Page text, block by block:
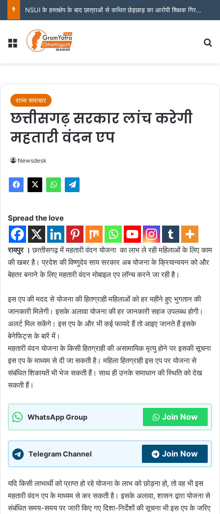
NSUI के हस्तक्षेप के बाद छात्राओं से कथित छेड़छाड़ का आरोपी शिक्षक गिरफ्तार
Menu
राज्य समाचार
छत्तीसगढ़ सरकार लांच करेगी
महतारी वंदन एप
Newsdesk
Spread the love
रायपुर । छत्‍तीसगढ़ में महतारी वंदन योजना का लाभ ले रही महिलाओं के लिए काम
की खबर है। प्रदेश की विष्‍णुदेव साय सरकार अब योजना के क्रियान्वयन को और
बेहतर बनाने के लिए महतारी वंदन मोबाइल एप लॉन्‍च करने जा रही है।
इस एप की मदद से योजना की हितग्राही महिलाओं को हर महीने हुए भुगतान की
जानकारी मिलेगी। इसके अलावा योजना की हर जानकारी सहज उपलब्ध होगी।
अलर्ट मिल सकेंगे। इस एप के और भी कई फायदे हैं तो आइए जानते हैं इसके
बेनेफिट्स के बारें में।
महतारी वंदन योजना के किसी हितग्राही की असामायिक मृत्यु होने पर इसकी सूचना
इस एप के माध्यम से दी जा सकती है। महिला हितग्राही इस एप पर योजना से
संबंधित शिकायतें भी भेज सकती हैं। साथ ही उनके समाधान की स्थिति को देख
सकती हैं।
WhatsApp Group Join Now
Telegram Channel Join Now
यदि किसी लाभार्थी को प्राप्त हो रहे योजना के लाभ को छोड़ना हो, तो वह भी इस
महतारी वंदन एप के माध्यम से कर सकती है। इसके अलावा, शासन द्वारा योजना से
संबंधित समय-समय पर जारी किए गए दिशा-निर्देशों की सूचना भी इस एप के जरिए